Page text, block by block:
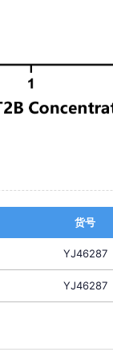
货号
YJ46287
YJ46287